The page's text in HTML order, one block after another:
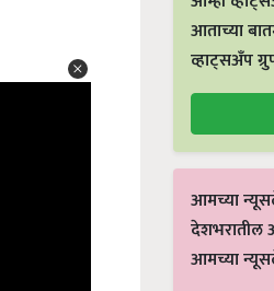
आताच्या
व्हाट्सअँप
आमच्या
देशभरातील
आमच्या